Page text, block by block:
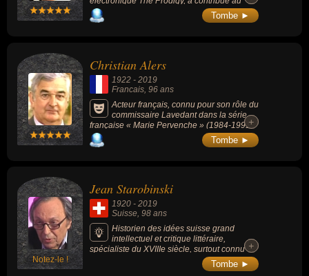
succès de l’électro britannique à la fin des
années 1990.
Tombe ►
Christian Alers
1922 - 2019
Francais , 96 ans
Acteur français, connu pour son rôle du
commissaire Lavedant dans la série
française « Marie Pervenche » (1984-1991,
policier).
+
+
Tombe ►
Notez-le !
Jean Starobinski
1920 - 2019
Suisse, 98 ans
Historien des idées suisse grand
intellectuel et critique littéraire,
spécialiste du XVIIIe siècle, surtout connu
pour son essai « Jean-Jacques Rousseau, la
transparence et l'obstacle » (1957).
+
+
Tombe ►